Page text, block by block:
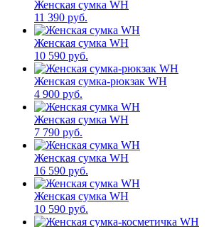
Женская сумка WH
11 390 руб.
Женская сумка WH
10 590 руб.
Женская сумка-рюкзак WH
4 900 руб.
Женская сумка WH
7 790 руб.
Женская сумка WH
16 590 руб.
Женская сумка WH
10 590 руб.